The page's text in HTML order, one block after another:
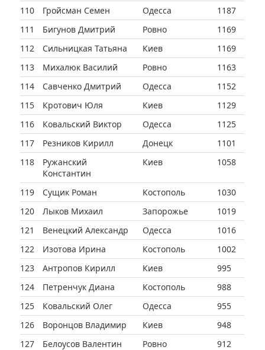
110
Гройсман Семен Одесса
1187
111
Бигунов Дмитрий Ровно
1169
112
Сильницкая Татьяна Киев
1169
113
Михалюк Василий Ровно
1163
114
Савченко Дмитрий Одесса
1152
115
Кротович Юля Киев
1129
116
Ковальский Виктор Одесса
1125
117
Резников Кирилл Донецк
1101
118
Ружанский
Константин
Киев 1058
119 Сущик Роман Костополь
1030
120
Лыков Михаил Запорожье
1019
121
Венецкий Александр Одесса
1016
122
Изотова Ирина Костополь
1002
123
Антропов Кирилл Киев
995
124
Петренчук Диана Костополь
988
125
Ковальский Олег Одесса
955
126
Воронцов Владимир Киев
948
127
Белоусов Валентин Ровно
912